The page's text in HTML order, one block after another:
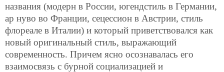
названия (модерн в России, югендстиль в Германии,
ар нуво во Франции, сецессион в Австрии, стиль
флореале в Италии) и который приветствовался как
новый оригинальный стиль, выражающий
современность. Причем ясно осознавалась его
взаимосвязь с бурной социализацией и